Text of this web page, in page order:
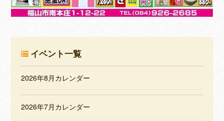
イベント一覧
2026年8月カレンダー
2026年7月カレンダー